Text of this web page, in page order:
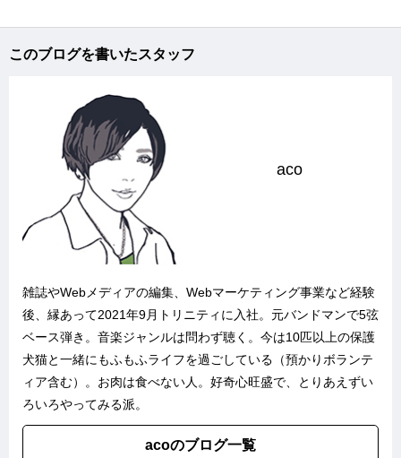
このブログを書いたスタッフ
aco
雑誌やWebメディアの編集、Webマーケティング事業など経験
後、縁あって2021年9月トリニティに入社。元バンドマンで5弦
ベース弾き。音楽ジャンルは問わず聴く。今は10匹以上の保護
犬猫と一緒にもふもふライフを過ごしている（預かりボランテ
ィア含む）。お肉は食べない人。好奇心旺盛で、とりあえずい
ろいろやってみる派。
acoのブログ一覧